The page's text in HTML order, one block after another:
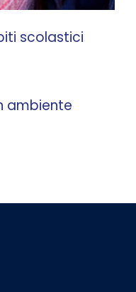
scolastici
ambiente